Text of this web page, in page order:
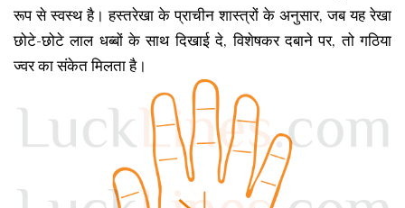
रूप से स्वस्थ है। हस्तरेखा के प्राचीन शास्त्रों के अनुसार, जब यह रेखा
छोटे-छोटे लाल धब्बों के साथ दिखाई दे, विशेषकर दबाने पर, तो गठिया
ज्वर का संकेत मिलता है।